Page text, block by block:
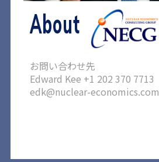
About
お問い合わせ先
Edward Kee +1 202 370 7713
edk@nuclear-economics.com